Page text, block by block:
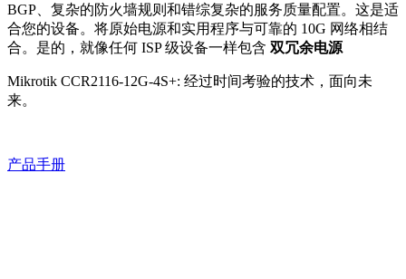
BGP、复杂的防火墙规则和错综复杂的服务质量配置。这是适
合您的设备。将原始电源和实用程序与可靠的 10G 网络相结
合。是的，就像任何 ISP 级设备一样包含 双冗余电源
Mikrotik CCR2116-12G-4S+: 经过时间考验的技术，面向未
来。
产品手册